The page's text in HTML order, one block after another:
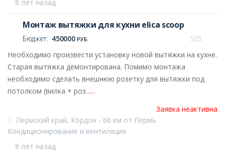
8 лет назад
Монтаж вытяжки для кухни elica scoop
Бюджет: 450000РУБ.
525
Необходимо произвести установку новой вытяжки на кухне.
Старая вытяжка демонтирована. Помимо монтажа
необходимо сделать внешнюю розетку для вытяжки под
потолком (вилка + роз......
Заявка неактивна
8 лет назад
Пермский край, Кордон - 66 км от Пермь
Кондиционирование и вентиляция